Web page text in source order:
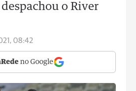
o River
08:42
no Google